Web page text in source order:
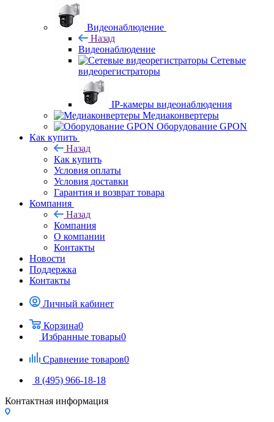
Видеонаблюдение
Назад
Видеонаблюдение
Сетевые
видеорегистраторы
IP-камеры видеонаблюдения
Медиаконвертеры
Оборудование GPON
Как купить
Назад
Как купить
Условия оплаты
Условия доставки
Гарантия и возврат товара
Компания
Назад
Компания
О компании
Контакты
Новости
Поддержка
Контакты
Личный кабинет
Корзина0
Избранные товары0
Сравнение товаров0
8 (495) 966-18-18
Контактная информация